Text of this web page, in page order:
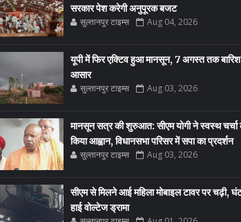
सरकार पेश करेगी अनुपूरक बजट
सुल्तानपुर टाइम्स Aug 04, 2026
यूपी में फिर एक्टिव हुआ मानसून, 7 अगस्त तक
आसार
सुल्तानपुर टाइम्स Aug 03, 2026
मानसून सत्र की शुरुआत: सीएम योगी ने स्वस्थ चर्चा
किया आह्वान, विधानसभा परिसर में सपा का प्रदर्शन
सुल्तानपुर टाइम्स Aug 03, 2026
सीएम से मिलने आई महिला मोबाइल टावर पर चढ़ी,
हाई वोल्टेज ड्रामा